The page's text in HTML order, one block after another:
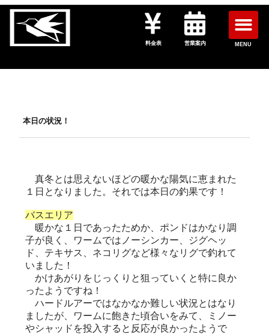
料金表 営業案内 MENU
本日の状況！
真冬とは思えないほどの暖かな陽気に恵まれた
１日となりました。それでは本日の釣果です！
バスエリア
暖かな１日であったためか、ポンドはかなり調
子が良く、ワームではノーシンカー、ジグヘッ
ド、テキサス、ネコリグなど様々なリグで釣れて
いました！
かけあがりをじっくりと狙っていくと特に良か
ったようですね！
ハードルアーではなかなか難しい状況とはなり
ましたが、ワームに飽きた頃合いをみて、ミノー
やシャッドを投入すると反応が良かったようで